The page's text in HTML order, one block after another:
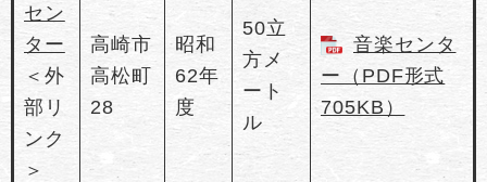
セン
ター
＜外
部リ
ンク
＞
高崎市
高松町
28
昭和
62年
度
50立
方メ
ート
ル
音楽センタ
ー（PDF形式
705KB）